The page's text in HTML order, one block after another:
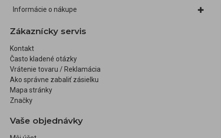
Informácie o nákupe
Zákaznícky servis
Kontakt
Často kladené otázky
Vrátenie tovaru / Reklamácia
Ako správne zabaliť zásielku
Mapa stránky
Značky
Vaše objednávky